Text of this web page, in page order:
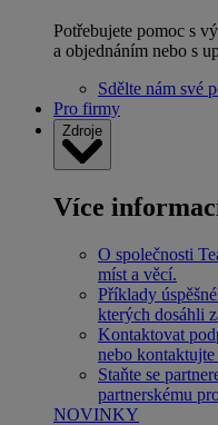
Potřebujete pomoc s
a objednáním nebo s
Sdělte nám své
Pro firmy
Zdroje
Více
O společnosti
míst a věcí.
Příklady
kterých dosáhli
Kontaktovat
nebo kontaktujte
Staňte se
partnerskému
NOVINKY